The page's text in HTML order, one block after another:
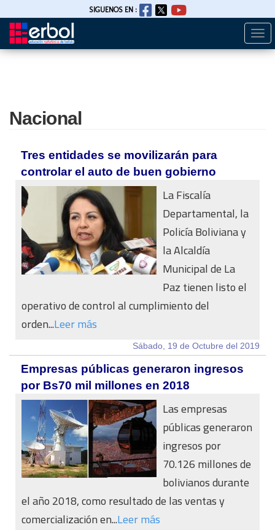
Pasar
SIGUENOS EN :
Nacional
Tres entidades se movilizarán para
controlar el auto de buen gobierno
La Fiscalía
Departamental, la
Policía Boliviana y
la Alcaldía
Municipal de La
Paz tienen listo el
operativo de control al cumplimiento del
orden...Leer más
Sábado, 19 de Octubre del 2019
Empresas públicas generaron ingresos
por Bs70 mil millones en 2018
Las empresas
públicas generaron
ingresos por
70.126 millones de
bolivianos durante
el año 2018, como resultado de las ventas y
comercialización en...Leer más